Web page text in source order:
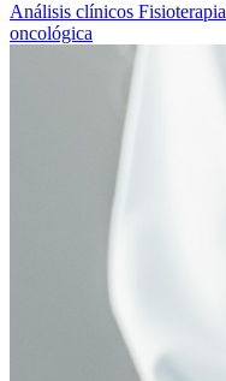
Análisis clínicos Fisioterapia
oncológica